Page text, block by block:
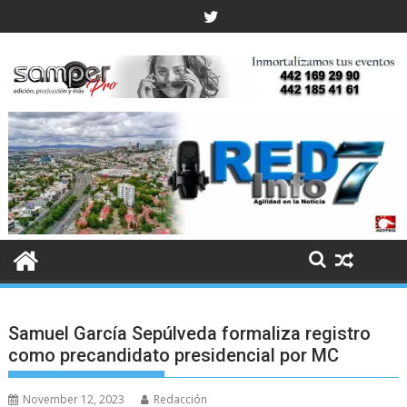
to
Samuel García Sepúlveda formaliza registro
como precandidato presidencial por MC
November 12, 2023 Redacción